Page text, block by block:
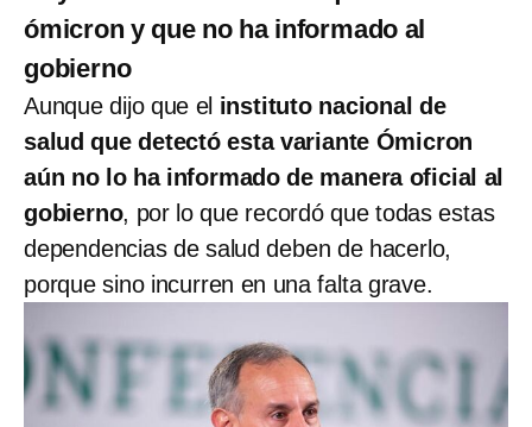
ómicron y que no ha informado al
gobierno
Aunque dijo que el instituto nacional de
salud que detectó esta variante Ómicron
aún no lo ha informado de manera oficial al
gobierno, por lo que recordó que todas estas
dependencias de salud deben de hacerlo,
porque sino incurren en una falta grave.